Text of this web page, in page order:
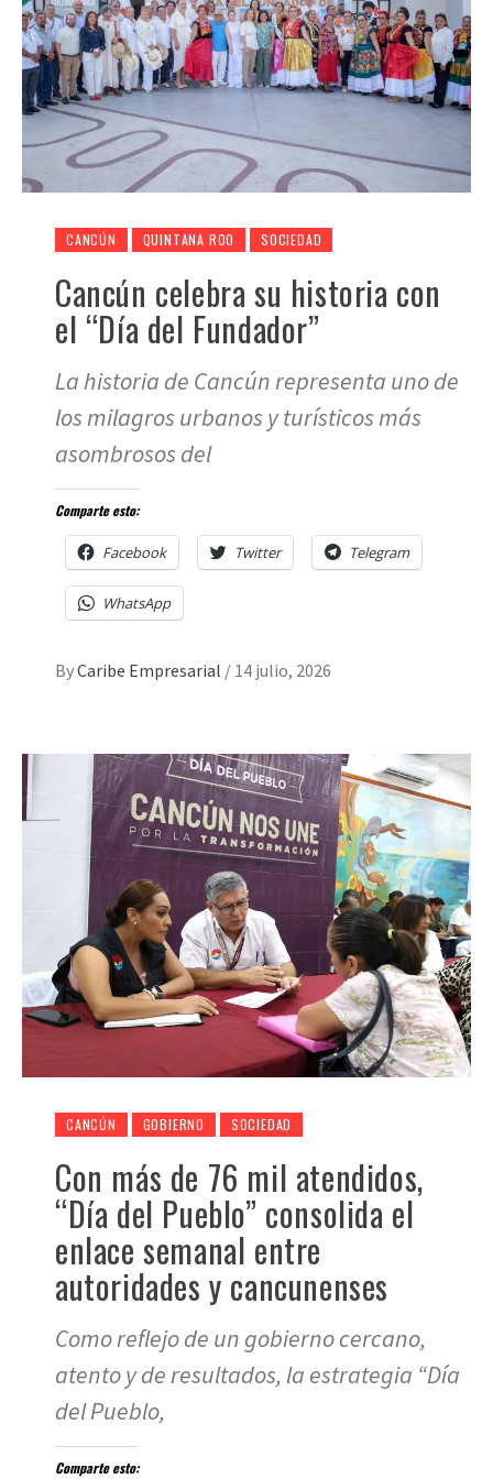
CANCÚN QUINTANA ROO SOCIEDAD
Cancún celebra su historia con
el “Día del Fundador”
La historia de Cancún representa uno de
los milagros urbanos y turísticos más
asombrosos del
Comparte esto:
Facebook Twitter Telegram
WhatsApp
ByCaribe Empresarial / 14 julio, 2026
CANCÚN GOBIERNO SOCIEDAD
Con más de 76 mil atendidos,
“Día del Pueblo” consolida el
enlace semanal entre
autoridades y cancunenses
Como reflejo de un gobierno cercano,
atento y de resultados, la estrategia “Día
del Pueblo,
Comparte esto: